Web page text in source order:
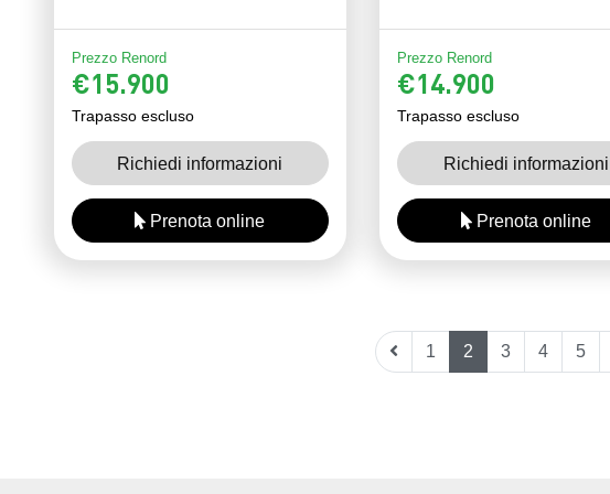
Prezzo Renord
€15.900
Trapasso escluso
Richiedi informazioni
Prenota online
Prezzo Renord
€14.900
Trapasso escluso
Richiedi informazioni
Prenota online
1 2 3 4 5